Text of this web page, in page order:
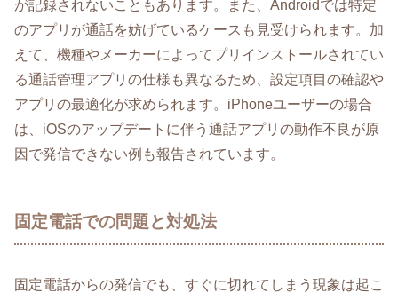
が記録されないこともあります。また、Androidでは特定
のアプリが通話を妨げているケースも見受けられます。加
えて、機種やメーカーによってプリインストールされてい
る通話管理アプリの仕様も異なるため、設定項目の確認や
アプリの最適化が求められます。iPhoneユーザーの場合
は、iOSのアップデートに伴う通話アプリの動作不良が原
因で発信できない例も報告されています。
固定電話での問題と対処法
固定電話からの発信でも、すぐに切れてしまう現象は起こ